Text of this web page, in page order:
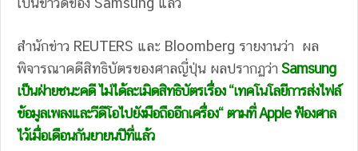
สำนักข่าว REUTERS และ Bloomberg รายงานว่า ผล
พิจารณาคดีสิทธิบัตรของศาลญี่ปุ่น ผลปรากฏว่าSamsung
เป็นฝ่ายชนะคดี ไม่ได้ละเมิดสิทธิบัตรเรื่อง “เทคโนโลยีการส่งไฟล์
ข้อมูลเพลงและวีดีโอไปยังมือถืออีกเครื่อง“ ตามที่ Apple ฟ้องศาล
ไว้เมื่อเดือนกันยายนปีที่แล้ว